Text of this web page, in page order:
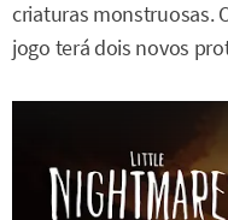
criaturas monstruosas.
jogo terá dois novos